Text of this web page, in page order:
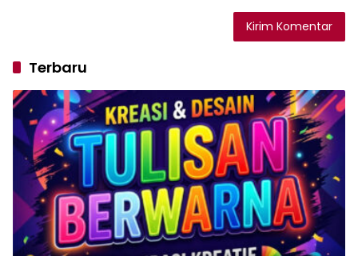
Terbaru